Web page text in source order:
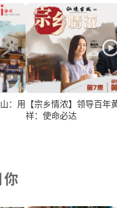
：用 【宗乡情浓】领导百
祥：使命必达